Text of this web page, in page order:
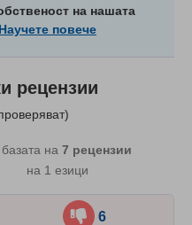
на нашата
Научете повече
рецензии
на 7 рецензии
на 1 езици
6